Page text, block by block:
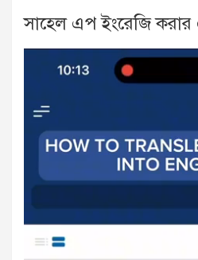
সাহেল এপ ইংরেজি করার